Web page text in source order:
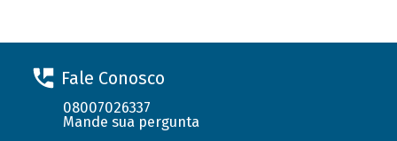
Fale Conosco
08007026337
Mande sua pergunta